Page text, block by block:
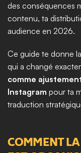
des conséquences
contenu, ta
audience en 2026.
Ce guide te donne
qui a changé
comme
Instagram pour ta
traduction
COMMENT